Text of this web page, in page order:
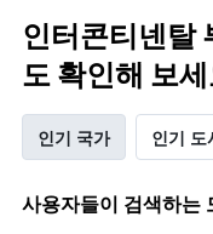
인터콘티넨탈
도 확인해 보
인기 국가 인기 도
사용자들이 검색하는